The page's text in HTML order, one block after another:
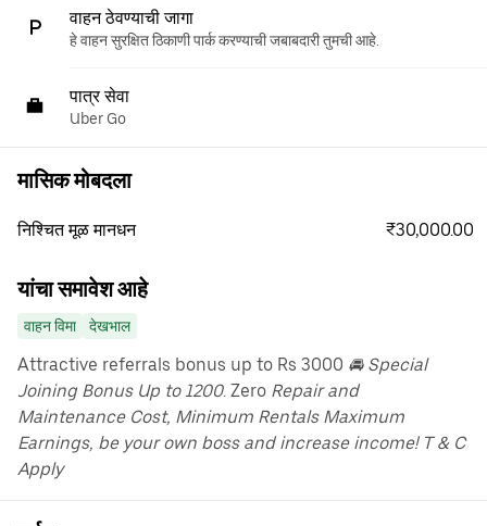
वाहन ठेवण्याची जागा
हे वाहन सुरक्षित ठिकाणी पार्क करण्याची जबाबदारी तुमची आहे.
पात्र सेवा
Uber Go
मासिक मोबदला
निश्चित मूळ मानधन ₹30,000.00
यांचा समावेश आहे
वाहन विमा देखभाल
Attractive referrals bonus up to Rs 3000 🚘 Special
Joining Bonus Up to 1200. Zero Repair and
Maintenance Cost, Minimum Rentals Maximum
Earnings, be your own boss and increase income! T & C
Apply